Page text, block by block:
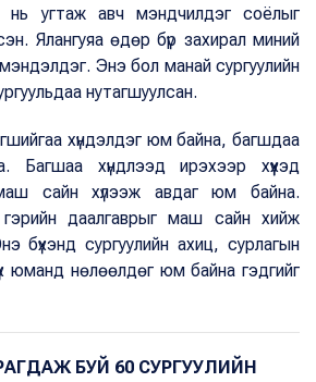
нь угтаж авч мэндчилдэг соёлыг
Ялангуяа өдөр бүр захирал миний
мэндэлдэг. Энэ бол манай сургуулийн
нутагшуулсан.
багшийгаа хүндэлдэг юм байна, багшдаа
Багшаа хүндлээд ирэхээр хүүхэд
маш сайн хүлээж авдаг юм байна.
гэрийн даалгаврыг маш сайн хийж
бүхэнд сургуулийн ахиц, сурлагын
юманд нөлөөлдөг юм байна гэдгийг
БУЙ 60 СУРГУУЛИЙН